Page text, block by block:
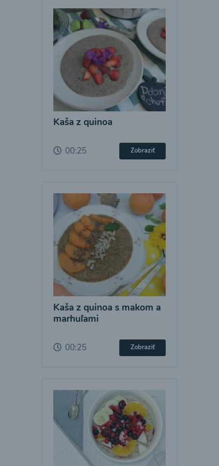
Kaša z quinoa
00:25 Zobraziť
Kaša z quinoa s makom a
marhuľami
00:25 Zobraziť